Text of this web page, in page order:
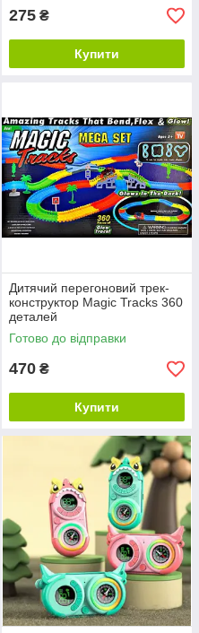
275 ₴
Купити
Дитячий перегоновий трек-
конструктор Magic Tracks 360
деталей
Готово до відправки
470 ₴
Купити